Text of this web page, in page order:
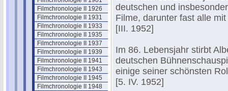
Filmchronologie II 1926
Filmchronologie II 1931
Filmchronologie II 1933
Filmchronologie II 1935
Filmchronologie II 1937
Filmchronologie II 1939
Filmchronologie II 1941
Filmchronologie II 1943
Filmchronologie II 1945
Filmchronologie II 1948
deutschen und
Filme, darunter fast alle
[III. 1952]
Im 86. Lebensjahr stirbt
deutschen
einige seiner schönsten
[5. IV. 1952]